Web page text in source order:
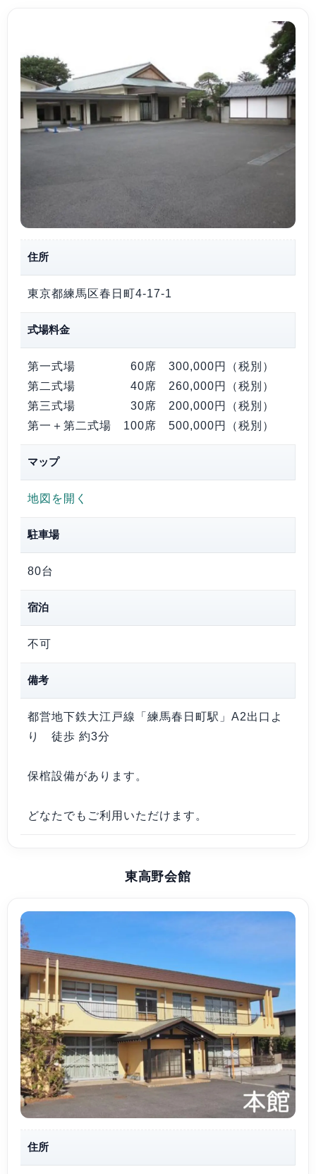
住所
東京都練馬区春日町4-17-1
式場料金
第一式場 60席 300,000円（税別）
第二式場 40席 260,000円（税別）
第三式場 30席 200,000円（税別）
第一＋第二式場 100席 500,000円（税別）
マップ
地図を開く
駐車場
80台
宿泊
不可
備考
都営地下鉄大江戸線「練馬春日町駅」A2出口よ
り 徒歩 約3分
保棺設備があります。
どなたでもご利用いただけます。
東高野会館
住所